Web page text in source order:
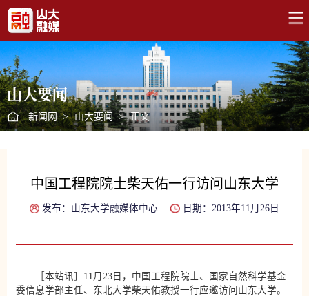
山大要闻
新闻网 > 山大要闻 > 正文
中国工程院院士柴天佑一行访问山东大学
发布：山东大学融媒体中心 日期：2013年11月26日
［本站讯］11月23日，中国工程院院士、国家自然科学基金
委信息学部主任、东北大学柴天佑教授一行应邀访问山东大学。